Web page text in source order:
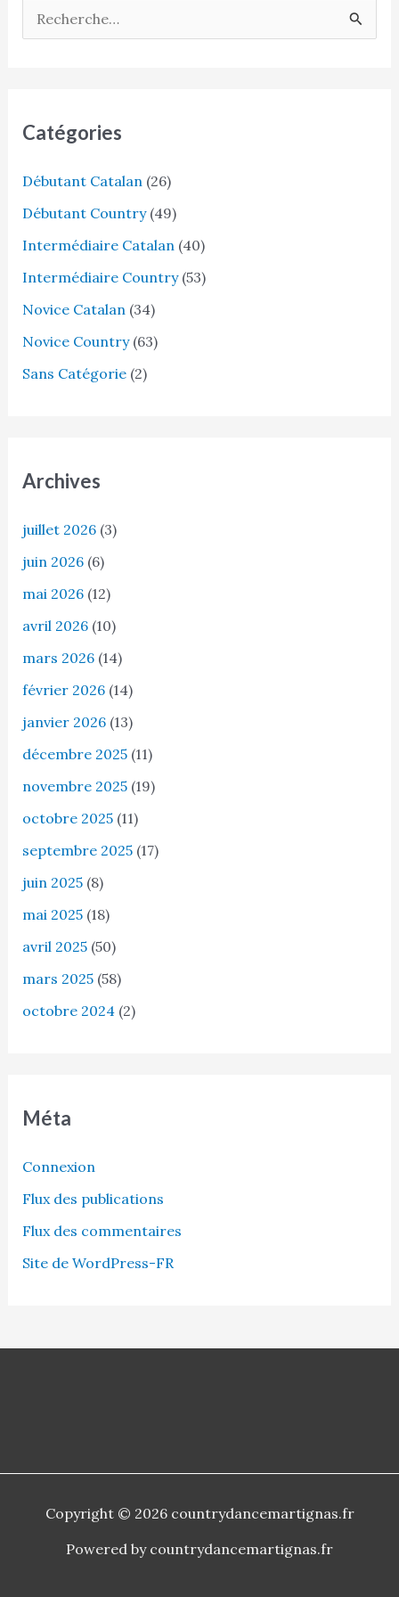
e
e
c
h
e
Catégories
Débutant Catalan (26)
Débutant Country(49)
Intermédiaire Catalan (40)
Intermédiaire Country(53)
Novice Catalan (34)
Novice Country(63)
Sans Catégorie(2)
Archives
juillet 2026(3)
juin 2026(6)
mai 2026(12)
avril 2026(10)
mars 2026(14)
février 2026(14)
janvier 2026(13)
décembre 2025(11)
novembre 2025(19)
octobre 2025(11)
septembre 2025(17)
juin 2025(8)
mai 2025(18)
avril 2025(50)
mars 2025(58)
octobre 2024(2)
Méta
Connexion
Flux des publications
Flux des commentaires
Site de WordPress-FR
Copyright © 2026 countrydancemartignas.fr
Powered by countrydancemartignas.fr